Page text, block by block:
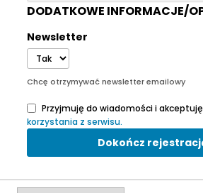
DODATKOWE INFORMACJE/
Newsletter
Chcę otrzymywać newsletter emailowy
Przyjmuję do wiadomości i akceptuję
korzystania z serwisu.
Dokończ